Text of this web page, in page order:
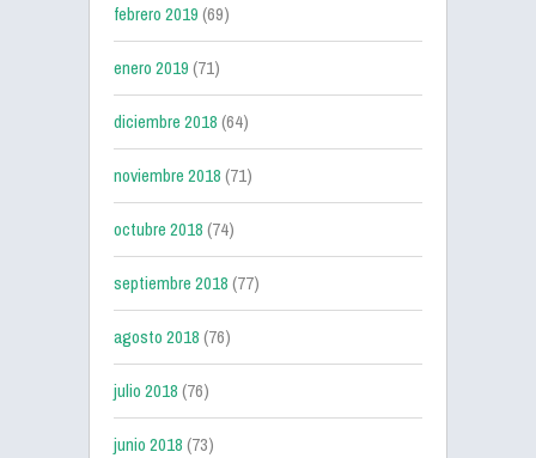
febrero 2019(69)
enero 2019(71)
diciembre 2018(64)
noviembre 2018(71)
octubre 2018(74)
septiembre 2018(77)
agosto 2018(76)
julio 2018(76)
junio 2018(73)